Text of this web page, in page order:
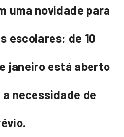
uma novidade para
escolares: de 10
janeiro está aberto
necessidade de